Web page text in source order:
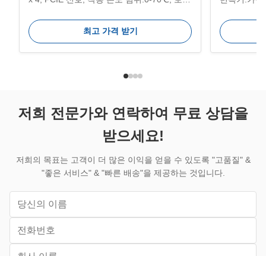
량:128GB/256GB/512GB/1TB/2TB/4TB; 차
원 정보:80*22*3mm; 호환 시스템:윈도우, 유
닉스, 리눅스, 맥 등; 효율적인 전송:최대
버, PC, 게임 PC, 디자이너 컴퓨터, 데스크탑
SATA SSD에서 업그레이드하여 PCIe ...
최고 가격 받기
컴퓨터, 얇
신, 올인원
닉스, 리눅
톱, 노트북,
저희 전문가와 연락하여 무료 상담을
받으세요!
저희의 목표는 고객이 더 많은 이익을 얻을 수 있도록 "고품질" &
"좋은 서비스" & "빠른 배송"을 제공하는 것입니다.